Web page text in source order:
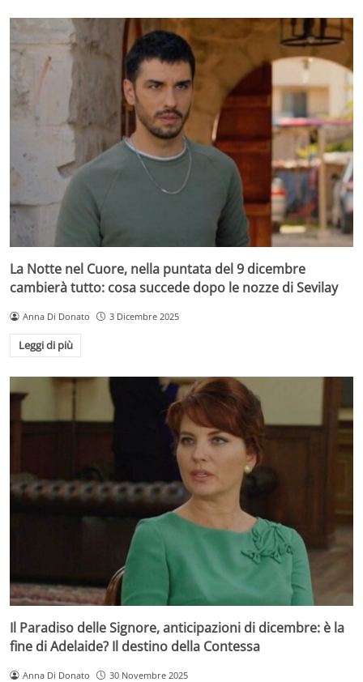
La Notte nel Cuore, nella puntata del 9 dicembre
cambierà tutto: cosa succede dopo le nozze di Sevilay
Anna Di Donato 3 Dicembre 2025
Leggi di più
Il Paradiso delle Signore, anticipazioni di dicembre: è la
fine di Adelaide? Il destino della Contessa
Anna Di Donato 30 Novembre 2025